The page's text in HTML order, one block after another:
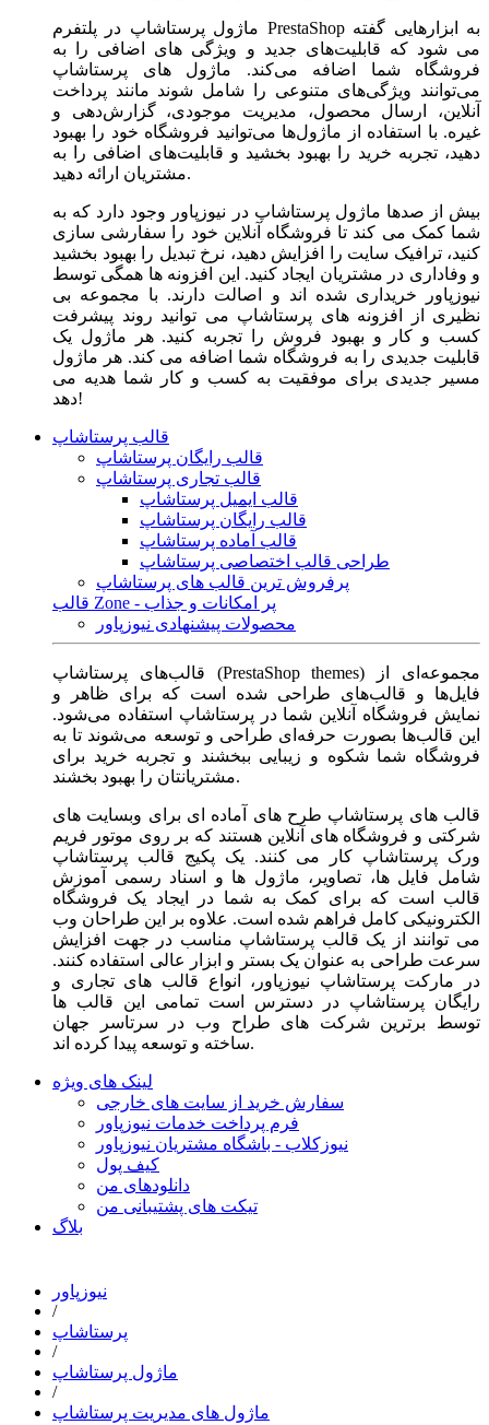
ماژول‌ پرستاشاپ در پلتفرم PrestaShop به ابزارهایی گفته
می شود که قابلیت‌های جدید و ویژگی های اضافی را به
فروشگاه شما اضافه می‌کند. ماژول های پرستاشاپ
می‌توانند ویژگی‌های متنوعی را شامل شوند مانند پرداخت
آنلاین، ارسال محصول، مدیریت موجودی، گزارش‌دهی و
غیره. با استفاده از ماژول‌ها می‌توانید فروشگاه خود را بهبود
دهید، تجربه خرید را بهبود بخشید و قابلیت‌های اضافی را به
مشتریان ارائه دهید.
بیش از صدها ماژول پرستاشاپ در نیوزپاور وجود دارد که به
شما کمک می کند تا فروشگاه آنلاین خود را سفارشی سازی
کنید، ترافیک سایت را افزایش دهید، نرخ تبدیل را بهبود بخشید
و وفاداری در مشتریان ایجاد کنید. این افزونه ها همگی توسط
نیوزپاور خریداری شده اند و اصالت دارند. با مجموعه بی
نظیری از افزونه های پرستاشاپ می توانید روند پیشرفت
کسب و کار و بهبود فروش را تجربه کنید. هر ماژول یک
قابلیت جدیدی را به فروشگاه شما اضافه می کند. هر ماژول
مسیر جدیدی برای موفقیت به کسب و کار شما هدیه می
دهد!
قالب پرستاشاپ
قالب رایگان پرستاشاپ
قالب تجاری پرستاشاپ
قالب ایمیل پرستاشاپ
قالب رایگان پرستاشاپ
قالب آماده پرستاشاپ
طراحی قالب اختصاصی پرستاشاپ
پرفروش ترین قالب های پرستاشاپ
قالب Zone - پر امکانات و جذاب
محصولات پیشنهادی نیوزپاور
قالب‌های پرستاشاپ (PrestaShop themes) مجموعه‌ای از
فایل‌ها و قالب‌های طراحی شده است که برای ظاهر و
نمایش فروشگاه آنلاین شما در پرستاشاپ استفاده می‌شود.
این قالب‌ها بصورت حرفه‌ای طراحی و توسعه می‌شوند تا به
فروشگاه شما شکوه و زیبایی ببخشند و تجربه خرید برای
مشتریانتان را بهبود بخشند.
قالب های پرستاشاپ طرح های آماده ای برای وبسایت های
شرکتی و فروشگاه های آنلاین هستند که بر روی موتور فریم
ورک پرستاشاپ کار می کنند. یک پکیج قالب پرستاشاپ
شامل فایل ها، تصاویر، ماژول ها و اسناد رسمی آموزش
قالب است که برای کمک به شما در ایجاد یک فروشگاه
الکترونیکی کامل فراهم شده است. علاوه بر این طراحان وب
می توانند از یک قالب پرستاشاپ مناسب در جهت افزایش
سرعت طراحی به عنوان یک بستر و ابزار عالی استفاده کنند.
در مارکت پرستاشاپ نیوزپاور، انواع قالب های تجاری و
رایگان پرستاشاپ در دسترس است تمامی این قالب ها
توسط برترین شرکت های طراح وب در سرتاسر جهان
ساخته و توسعه پیدا کرده اند.
لینک های ویژه
سفارش خرید از سایت های خارجی
فرم پرداخت خدمات نیوزپاور
نیوزکلاب - باشگاه مشتریان نیوزپاور
کیف پول
دانلودهای من
تیکت های پشتیبانی من
بلاگ
نیوزپاور
/
پرستاشاپ
/
ماژول پرستاشاپ
/
ماژول های مدیریت پرستاشاپ